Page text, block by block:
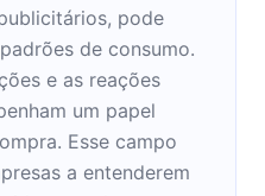
pode
de consumo.
e as reações
um papel
Esse campo
a entenderem